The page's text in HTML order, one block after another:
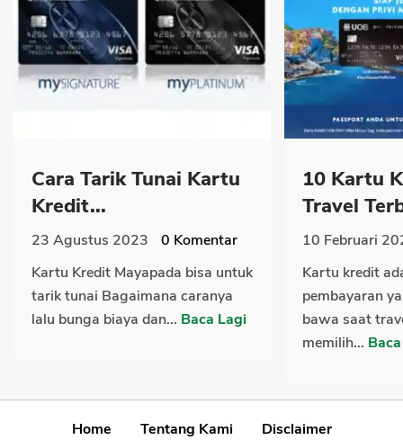
Cara Tarik Tunai Kartu
Kredit...
23 Agustus 2023 0 Komentar
Kartu Kredit Mayapada bisa untuk
tarik tunai Bagaimana caranya
lalu bunga biaya dan... Baca Lagi
10 Kartu
Travel
10 Februari
Kartu kredit
pembayaran
bawa saat
memilih...
Home Tentang Kami Disclaimer